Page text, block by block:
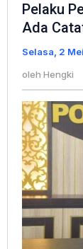
Pelaku
Ada
Selasa, 2
oleh Hengki